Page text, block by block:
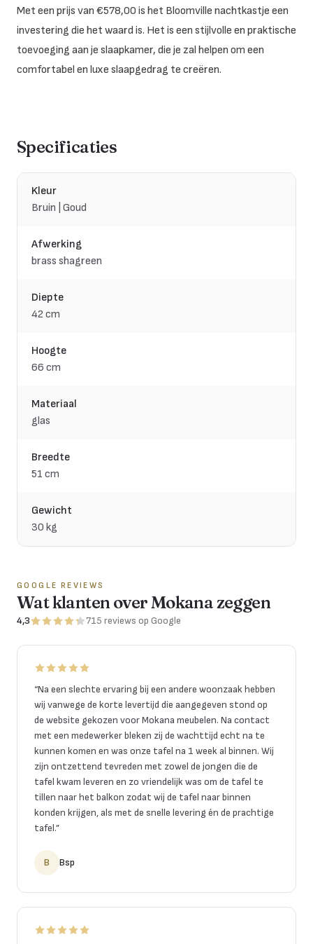
Met een prijs van €578,00 is het Bloomville nachtkastje een
investering die het waard is. Het is een stijlvolle en praktische
toevoeging aan je slaapkamer, die je zal helpen om een
comfortabel en luxe slaapgedrag te creëren.
Specificaties
Kleur
Bruin | Goud
Afwerking
brass shagreen
Diepte
42 cm
Hoogte
66 cm
Materiaal
glas
Breedte
51 cm
Gewicht
30 kg
GOOGLE REVIEWS
Wat klanten over Mokana zeggen
4,3 715 reviews op Google
“Na een slechte ervaring bij een andere woonzaak hebben
wij vanwege de korte levertijd die aangegeven stond op
de website gekozen voor Mokana meubelen. Na contact
met een medewerker bleken zij de wachttijd echt na te
kunnen komen en was onze tafel na 1 week al binnen. Wij
zijn ontzettend tevreden met zowel de jongen die de
tafel kwam leveren en zo vriendelijk was om de tafel te
tillen naar het balkon zodat wij de tafel naar binnen
konden krijgen, als met de snelle levering én de prachtige
tafel.”
B Bsp